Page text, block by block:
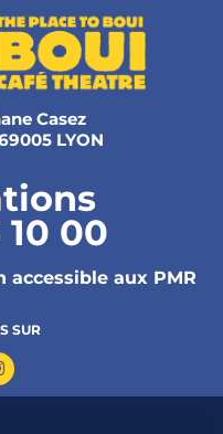
Casez
LYON
00
accessible aux PMR
SUR